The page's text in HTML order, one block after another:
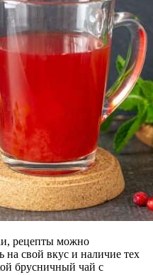
рецепты можно
на свой вкус и наличие тех
брусничный чай с